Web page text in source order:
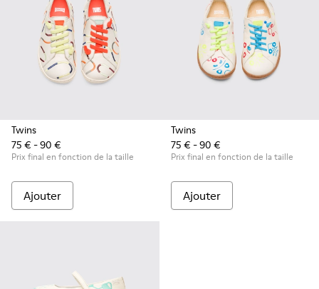
Twins
75 € - 90 €
Prix final en fonction de la taille
Ajouter
Twins
75 € - 90 €
Prix final en fonction de la taille
Ajouter